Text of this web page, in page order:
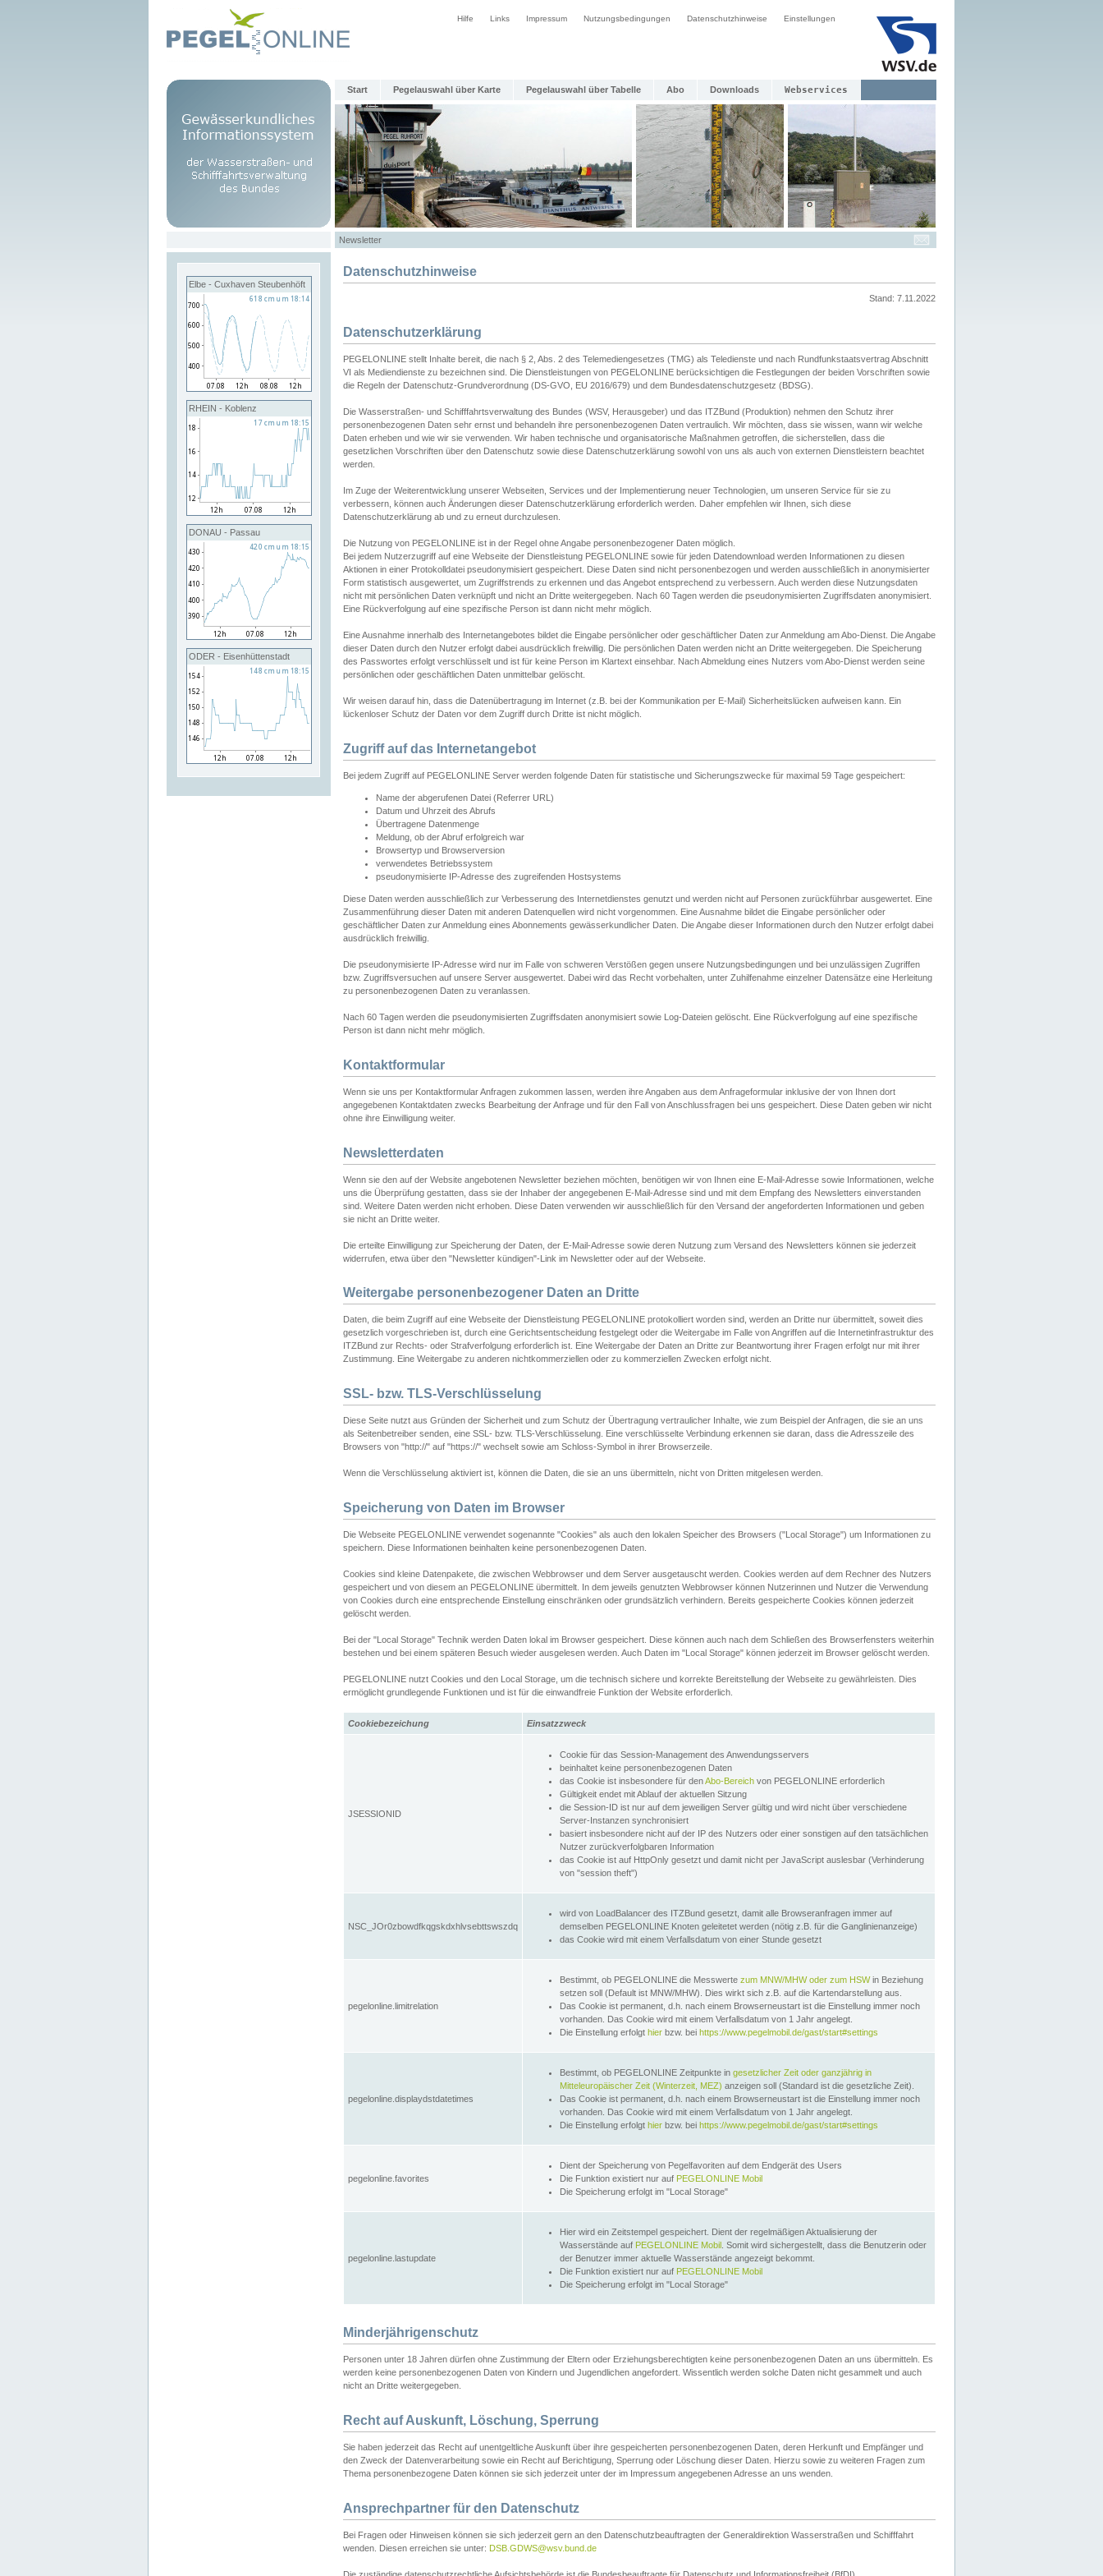
Hilfe Links Impressum Nutzungsbedingungen Datenschutzhinweise Einstellungen
Start Pegelauswahl über Karte Pegelauswahl über Tabelle Abo Downloads Webservices
Newsletter
Elbe - Cuxhaven Steubenhöft
RHEIN - Koblenz
DONAU - Passau
ODER - Eisenhüttenstadt
Datenschutzhinweise
Stand: 7.11.2022
Datenschutzerklärung
PEGELONLINE stellt Inhalte bereit, die nach § 2, Abs. 2 des Telemediengesetzes (TMG) als Teledienste und nach Rundfunkstaatsvertrag Abschnitt
VI als Mediendienste zu bezeichnen sind. Die Dienstleistungen von PEGELONLINE berücksichtigen die Festlegungen der beiden Vorschriften sowie
die Regeln der Datenschutz-Grundverordnung (DS-GVO, EU 2016/679) und dem Bundesdatenschutzgesetz (BDSG).
Die Wasserstraßen- und Schifffahrtsverwaltung des Bundes (WSV, Herausgeber) und das ITZBund (Produktion) nehmen den Schutz ihrer
personenbezogenen Daten sehr ernst und behandeln ihre personenbezogenen Daten vertraulich. Wir möchten, dass sie wissen, wann wir welche
Daten erheben und wie wir sie verwenden. Wir haben technische und organisatorische Maßnahmen getroffen, die sicherstellen, dass die
gesetzlichen Vorschriften über den Datenschutz sowie diese Datenschutzerklärung sowohl von uns als auch von externen Dienstleistern beachtet
werden.
Im Zuge der Weiterentwicklung unserer Webseiten, Services und der Implementierung neuer Technologien, um unseren Service für sie zu
verbessern, können auch Änderungen dieser Datenschutzerklärung erforderlich werden. Daher empfehlen wir Ihnen, sich diese
Datenschutzerklärung ab und zu erneut durchzulesen.
Die Nutzung von PEGELONLINE ist in der Regel ohne Angabe personenbezogener Daten möglich.
Bei jedem Nutzerzugriff auf eine Webseite der Dienstleistung PEGELONLINE sowie für jeden Datendownload werden Informationen zu diesen
Aktionen in einer Protokolldatei pseudonymisiert gespeichert. Diese Daten sind nicht personenbezogen und werden ausschließlich in anonymisierter
Form statistisch ausgewertet, um Zugriffstrends zu erkennen und das Angebot entsprechend zu verbessern. Auch werden diese Nutzungsdaten
nicht mit persönlichen Daten verknüpft und nicht an Dritte weitergegeben. Nach 60 Tagen werden die pseudonymisierten Zugriffsdaten anonymisiert.
Eine Rückverfolgung auf eine spezifische Person ist dann nicht mehr möglich.
Eine Ausnahme innerhalb des Internetangebotes bildet die Eingabe persönlicher oder geschäftlicher Daten zur Anmeldung am Abo-Dienst. Die Angabe
dieser Daten durch den Nutzer erfolgt dabei ausdrücklich freiwillig. Die persönlichen Daten werden nicht an Dritte weitergegeben. Die Speicherung
des Passwortes erfolgt verschlüsselt und ist für keine Person im Klartext einsehbar. Nach Abmeldung eines Nutzers vom Abo-Dienst werden seine
persönlichen oder geschäftlichen Daten unmittelbar gelöscht.
Wir weisen darauf hin, dass die Datenübertragung im Internet (z.B. bei der Kommunikation per E-Mail) Sicherheitslücken aufweisen kann. Ein
lückenloser Schutz der Daten vor dem Zugriff durch Dritte ist nicht möglich.
Zugriff auf das Internetangebot
Bei jedem Zugriff auf PEGELONLINE Server werden folgende Daten für statistische und Sicherungszwecke für maximal 59 Tage gespeichert:
Name der abgerufenen Datei (Referrer URL)
Datum und Uhrzeit des Abrufs
Übertragene Datenmenge
Meldung, ob der Abruf erfolgreich war
Browsertyp und Browserversion
verwendetes Betriebssystem
pseudonymisierte IP-Adresse des zugreifenden Hostsystems
Diese Daten werden ausschließlich zur Verbesserung des Internetdienstes genutzt und werden nicht auf Personen zurückführbar ausgewertet. Eine
Zusammenführung dieser Daten mit anderen Datenquellen wird nicht vorgenommen. Eine Ausnahme bildet die Eingabe persönlicher oder
geschäftlicher Daten zur Anmeldung eines Abonnements gewässerkundlicher Daten. Die Angabe dieser Informationen durch den Nutzer erfolgt dabei
ausdrücklich freiwillig.
Die pseudonymisierte IP-Adresse wird nur im Falle von schweren Verstößen gegen unsere Nutzungsbedingungen und bei unzulässigen Zugriffen
bzw. Zugriffsversuchen auf unsere Server ausgewertet. Dabei wird das Recht vorbehalten, unter Zuhilfenahme einzelner Datensätze eine Herleitung
zu personenbezogenen Daten zu veranlassen.
Nach 60 Tagen werden die pseudonymisierten Zugriffsdaten anonymisiert sowie Log-Dateien gelöscht. Eine Rückverfolgung auf eine spezifische
Person ist dann nicht mehr möglich.
Kontaktformular
Wenn sie uns per Kontaktformular Anfragen zukommen lassen, werden ihre Angaben aus dem Anfrageformular inklusive der von Ihnen dort
angegebenen Kontaktdaten zwecks Bearbeitung der Anfrage und für den Fall von Anschlussfragen bei uns gespeichert. Diese Daten geben wir nicht
ohne ihre Einwilligung weiter.
Newsletterdaten
Wenn sie den auf der Website angebotenen Newsletter beziehen möchten, benötigen wir von Ihnen eine E-Mail-Adresse sowie Informationen, welche
uns die Überprüfung gestatten, dass sie der Inhaber der angegebenen E-Mail-Adresse sind und mit dem Empfang des Newsletters einverstanden
sind. Weitere Daten werden nicht erhoben. Diese Daten verwenden wir ausschließlich für den Versand der angeforderten Informationen und geben
sie nicht an Dritte weiter.
Die erteilte Einwilligung zur Speicherung der Daten, der E-Mail-Adresse sowie deren Nutzung zum Versand des Newsletters können sie jederzeit
widerrufen, etwa über den "Newsletter kündigen"-Link im Newsletter oder auf der Webseite.
Weitergabe personenbezogener Daten an Dritte
Daten, die beim Zugriff auf eine Webseite der Dienstleistung PEGELONLINE protokolliert worden sind, werden an Dritte nur übermittelt, soweit dies
gesetzlich vorgeschrieben ist, durch eine Gerichtsentscheidung festgelegt oder die Weitergabe im Falle von Angriffen auf die Internetinfrastruktur des
ITZBund zur Rechts- oder Strafverfolgung erforderlich ist. Eine Weitergabe der Daten an Dritte zur Beantwortung ihrer Fragen erfolgt nur mit ihrer
Zustimmung. Eine Weitergabe zu anderen nichtkommerziellen oder zu kommerziellen Zwecken erfolgt nicht.
SSL- bzw. TLS-Verschlüsselung
Diese Seite nutzt aus Gründen der Sicherheit und zum Schutz der Übertragung vertraulicher Inhalte, wie zum Beispiel der Anfragen, die sie an uns
als Seitenbetreiber senden, eine SSL- bzw. TLS-Verschlüsselung. Eine verschlüsselte Verbindung erkennen sie daran, dass die Adresszeile des
Browsers von "http://" auf "https://" wechselt sowie am Schloss-Symbol in ihrer Browserzeile.
Wenn die Verschlüsselung aktiviert ist, können die Daten, die sie an uns übermitteln, nicht von Dritten mitgelesen werden.
Speicherung von Daten im Browser
Die Webseite PEGELONLINE verwendet sogenannte "Cookies" als auch den lokalen Speicher des Browsers ("Local Storage") um Informationen zu
speichern. Diese Informationen beinhalten keine personenbezogenen Daten.
Cookies sind kleine Datenpakete, die zwischen Webbrowser und dem Server ausgetauscht werden. Cookies werden auf dem Rechner des Nutzers
gespeichert und von diesem an PEGELONLINE übermittelt. In dem jeweils genutzten Webbrowser können Nutzerinnen und Nutzer die Verwendung
von Cookies durch eine entsprechende Einstellung einschränken oder grundsätzlich verhindern. Bereits gespeicherte Cookies können jederzeit
gelöscht werden.
Bei der "Local Storage" Technik werden Daten lokal im Browser gespeichert. Diese können auch nach dem Schließen des Browserfensters weiterhin
bestehen und bei einem späteren Besuch wieder ausgelesen werden. Auch Daten im "Local Storage" können jederzeit im Browser gelöscht werden.
PEGELONLINE nutzt Cookies und den Local Storage, um die technisch sichere und korrekte Bereitstellung der Webseite zu gewährleisten. Dies
ermöglicht grundlegende Funktionen und ist für die einwandfreie Funktion der Website erforderlich.
Cookiebezeichung Einsatzzweck
JSESSIONID
Cookie für das Session-Management des Anwendungsservers
beinhaltet keine personenbezogenen Daten
das Cookie ist insbesondere für denAbo-Bereich von PEGELONLINE erforderlich
Gültigkeit endet mit Ablauf der aktuellen Sitzung
die Session-ID ist nur auf dem jeweiligen Server gültig und wird nicht über verschiedene
Server-Instanzen synchronisiert
basiert insbesondere nicht auf der IP des Nutzers oder einer sonstigen auf den tatsächlichen
Nutzer zurückverfolgbaren Information
das Cookie ist auf HttpOnly gesetzt und damit nicht per JavaScript auslesbar (Verhinderung
von "session theft")
NSC_JOr0zbowdfkqgskdxhlvsebttswszdq
wird von LoadBalancer des ITZBund gesetzt, damit alle Browseranfragen immer auf
demselben PEGELONLINE Knoten geleitetet werden (nötig z.B. für die Ganglinienanzeige)
das Cookie wird mit einem Verfallsdatum von einer Stunde gesetzt
pegelonline.limitrelation
Bestimmt, ob PEGELONLINE die Messwerte zum MNW/MHW oder zum HSWin Beziehung
setzen soll (Default ist MNW/MHW). Dies wirkt sich z.B. auf die Kartendarstellung aus.
Das Cookie ist permanent, d.h. nach einem Browserneustart ist die Einstellung immer noch
vorhanden. Das Cookie wird mit einem Verfallsdatum von 1 Jahr angelegt.
Die Einstellung erfolgt hier bzw. bei https://www.pegelmobil.de/gast/start#settings
pegelonline.displaydstdatetimes
Bestimmt, ob PEGELONLINE Zeitpunkte in gesetzlicher Zeit oder ganzjährig in
Mitteleuropäischer Zeit (Winterzeit, MEZ) anzeigen soll (Standard ist die gesetzliche Zeit).
Das Cookie ist permanent, d.h. nach einem Browserneustart ist die Einstellung immer noch
vorhanden. Das Cookie wird mit einem Verfallsdatum von 1 Jahr angelegt.
Die Einstellung erfolgt hier bzw. bei https://www.pegelmobil.de/gast/start#settings
pegelonline.favorites
Dient der Speicherung von Pegelfavoriten auf dem Endgerät des Users
Die Funktion existiert nur auf PEGELONLINE Mobil
Die Speicherung erfolgt im "Local Storage"
pegelonline.lastupdate
Hier wird ein Zeitstempel gespeichert. Dient der regelmäßigen Aktualisierung der
Wasserstände auf PEGELONLINE Mobil . Somit wird sichergestellt, dass die Benutzerin oder
der Benutzer immer aktuelle Wasserstände angezeigt bekommt.
Die Funktion existiert nur auf PEGELONLINE Mobil
Die Speicherung erfolgt im "Local Storage"
Minderjährigenschutz
Personen unter 18 Jahren dürfen ohne Zustimmung der Eltern oder Erziehungsberechtigten keine personenbezogenen Daten an uns übermitteln. Es
werden keine personenbezogenen Daten von Kindern und Jugendlichen angefordert. Wissentlich werden solche Daten nicht gesammelt und auch
nicht an Dritte weitergegeben.
Recht auf Auskunft, Löschung, Sperrung
Sie haben jederzeit das Recht auf unentgeltliche Auskunft über ihre gespeicherten personenbezogenen Daten, deren Herkunft und Empfänger und
den Zweck der Datenverarbeitung sowie ein Recht auf Berichtigung, Sperrung oder Löschung dieser Daten. Hierzu sowie zu weiteren Fragen zum
Thema personenbezogene Daten können sie sich jederzeit unter der im Impressum angegebenen Adresse an uns wenden.
Ansprechpartner für den Datenschutz
Bei Fragen oder Hinweisen können sie sich jederzeit gern an den Datenschutzbeauftragten der Generaldirektion Wasserstraßen und Schifffahrt
wenden. Diesen erreichen sie unter: DSB.GDWS@wsv.bund.de